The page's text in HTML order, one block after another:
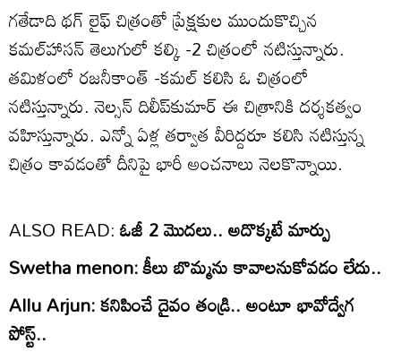
గతేడాది థగ్‌ లైఫ్‌ చిత్రంతో ప్రేక్షకుల ముందుకొచ్చిన
కమల్‌హాసన్‌ తెలుగులో కల్కి -2 చిత్రంలో నటిస్తున్నారు.
తమిళంలో రజనీకాంత్‌ -కమల్‌ కలిసి ఓ చిత్రంలో
నటిస్తున్నారు. నెల్సన్‌ దిలీప్‌కుమార్‌ ఈ చిత్రానికి దర్శకత్వం
వహిస్తున్నారు. ఎన్నో ఏళ్ల తర్వాత వీరిద్దరూ కలిసి నటిస్తున్న
చిత్రం కావడంతో దీనిపై భారీ అంచనాలు నెలకొన్నాయి.
ALSO READ:ఓజీ 2 మొదలు.. అదొక్కటే మార్పు
Swetha menon: కీలు బొమ్మను కావాలనుకోవడం లేదు..
Allu Arjun: కనిపించే దైవం తండ్రి.. అంటూ భావోద్వేగ
పోస్ట్‌..